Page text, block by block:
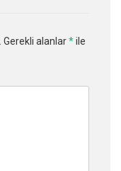
Gerekli alanlar*ile